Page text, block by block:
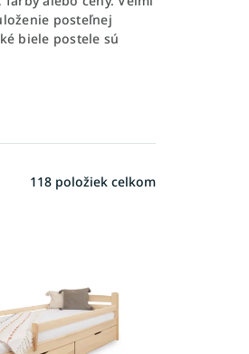
posteľnej
biele postele sú
118 položiek celkom